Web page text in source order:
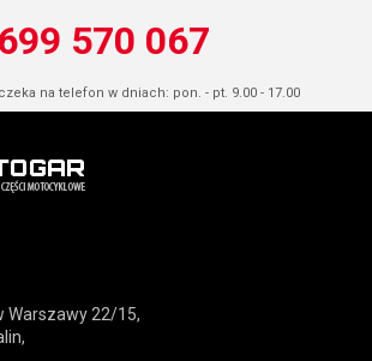
699 570 067
na telefon w dniach: pon. - pt. 9.00 - 17.00
Warszawy 22/15,